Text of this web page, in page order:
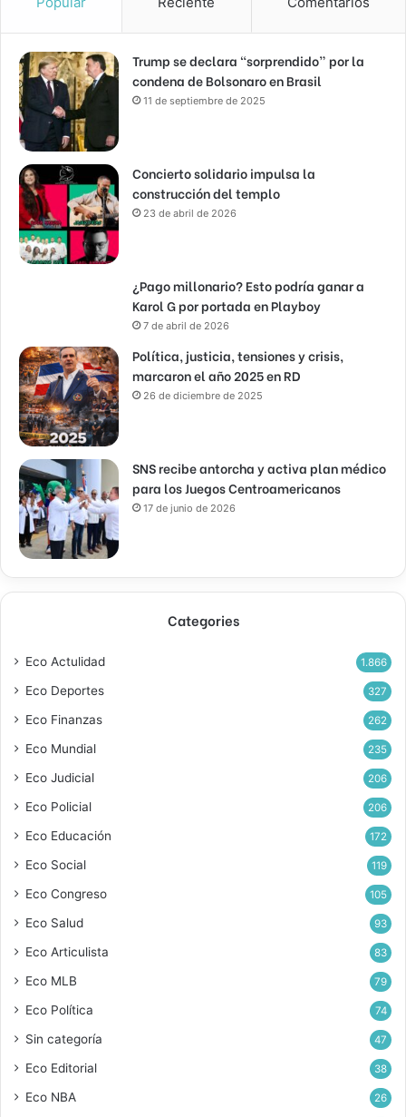
Trump se declara “sorprendido” por la
condena de Bolsonaro en Brasil
11 de septiembre de 2025
Concierto solidario impulsa la
construcción del templo
23 de abril de 2026
¿Pago millonario? Esto podría ganar a
Karol G por portada en Playboy
7 de abril de 2026
Política, justicia, tensiones y crisis,
marcaron el año 2025 en RD
26 de diciembre de 2025
SNS recibe antorcha y activa plan médico
para los Juegos Centroamericanos
17 de junio de 2026
Categories
Eco Actulidad 1.866
Eco Deportes 327
Eco Finanzas 262
Eco Mundial 235
Eco Judicial 206
Eco Policial 206
Eco Educación 172
Eco Social 119
Eco Congreso 105
Eco Salud 93
Eco Articulista 83
Eco MLB 79
Eco Política 74
Sin categoría 47
Eco Editorial 38
Eco NBA 26